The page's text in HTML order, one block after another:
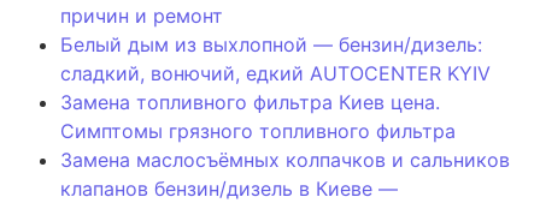
причин и ремонт
Белый дым из выхлопной — бензин/дизель:
сладкий, вонючий, едкий AUTOCENTER KYIV
Замена топливного фильтра Киев цена.
Симптомы грязного топливного фильтра
Замена маслосъёмных колпачков и сальников
клапанов бензин/дизель в Киеве —